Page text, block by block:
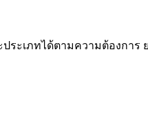
ะเภทได้ตามความต้องการ